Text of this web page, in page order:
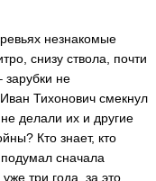
незнакомые
снизу ствола, почти
зарубки не
Тихонович смекнул
делали их и другие
Кто знает, кто
сначала
три года, за это